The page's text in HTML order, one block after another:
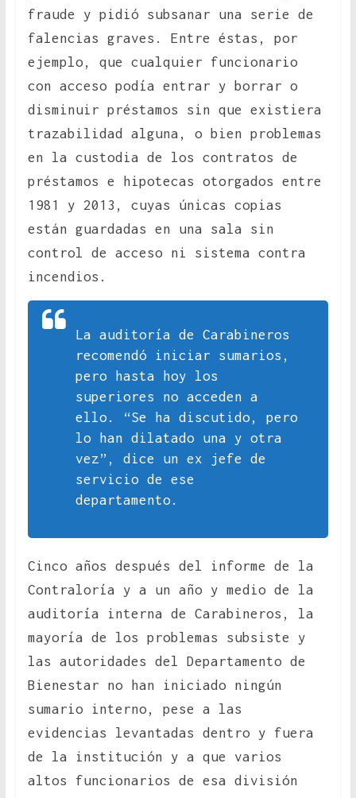
fraude y pidió subsanar una serie de
falencias graves. Entre éstas, por
ejemplo, que cualquier funcionario
con acceso podía entrar y borrar o
disminuir préstamos sin que existiera
trazabilidad alguna, o bien problemas
en la custodia de los contratos de
préstamos e hipotecas otorgados entre
1981 y 2013, cuyas únicas copias
están guardadas en una sala sin
control de acceso ni sistema contra
incendios.
La auditoría de Carabineros
recomendó iniciar sumarios,
pero hasta hoy los
superiores no acceden a
ello. “Se ha discutido, pero
lo han dilatado una y otra
vez”, dice un ex jefe de
servicio de ese
departamento.
Cinco años después del informe de la
Contraloría y a un año y medio de la
auditoría interna de Carabineros, la
mayoría de los problemas subsiste y
las autoridades del Departamento de
Bienestar no han iniciado ningún
sumario interno, pese a las
evidencias levantadas dentro y fuera
de la institución y a que varios
altos funcionarios de esa división